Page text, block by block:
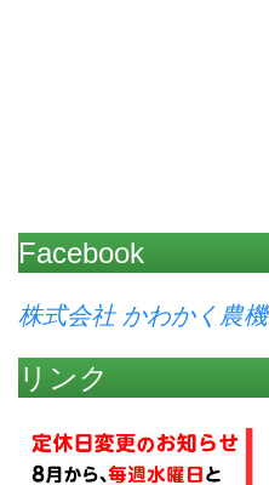
Facebook
株式会社 かわかく農機
リンク